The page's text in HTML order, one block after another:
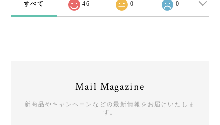
すべて 46 0 0
Mail Magazine
新商品やキャンペーンなどの最新情報をお届けいたしま
す。